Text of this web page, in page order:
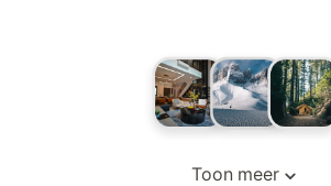
Toon meer